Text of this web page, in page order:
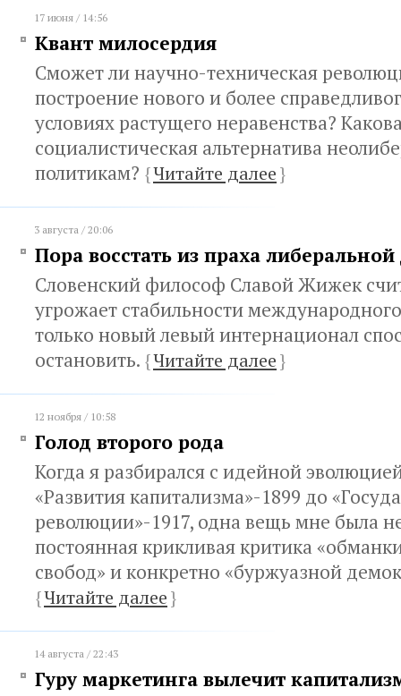
17 июня / 14:56
Квант милосердия
Сможет ли научно-техническая
построение нового и более
условиях растущего неравенства?
социалистическая альтернатива
политикам? {Читайте далее}
3 августа / 20:06
Пора восстать из праха
Словенский философ Славой Жижек
угрожает стабильности
только новый левый интернационал
остановить. {Читайте далее}
12 ноября / 10:58
Голод второго рода
Когда я разбирался с идейной
«Развития капитализма»-1899 до
революции»-1917, одна вещь мне была
постоянная крикливая критика
свобод» и конкретно «буржуазной
{Читайте далее}
14 августа / 22:43
Гуру маркетинга вылечит